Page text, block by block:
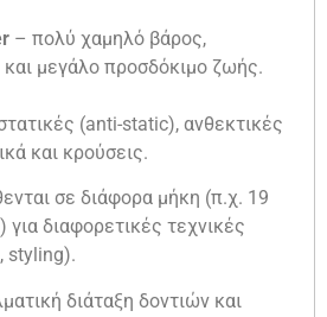
– πολύ χαμηλό βάρος,
και μεγάλο προσδόκιμο ζωής.
(anti-static), ανθεκτικές
και κρούσεις.
σε διάφορα μήκη (π.χ. 19
διαφορετικές τεχνικές
styling).
διάταξη δοντιών και